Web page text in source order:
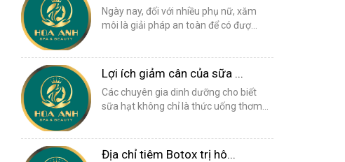
Ngày nay, đối với nhiều phụ nữ, xăm
môi là giải pháp an toàn để có đượ...
Lợi ích giảm cân của sữa ...
Các chuyên gia dinh dưỡng cho biết
sữa hạt không chỉ là thức uống thơm...
Địa chỉ tiêm Botox trị hô...